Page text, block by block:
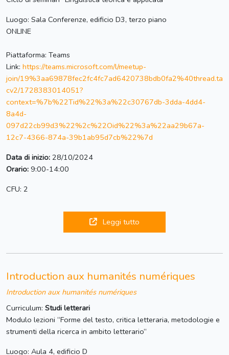
Luogo: Sala Conferenze, edificio D3, terzo piano
ONLINE
Piattaforma: Teams
Link: https://teams.microsoft.com/l/meetup-
join/19%3aa69878fec2fc4fc7ad6420738bdb0fa2%40thread.ta
cv2/1728383014051?
context=%7b%22Tid%22%3a%22c30767db-3dda-4dd4-
8a4d-
097d22cb99d3%22%2c%22Oid%22%3a%22aa29b67a-
12c7-4366-874a-39b1ab95d7cb%22%7d
Data di inizio: 28/10/2024
Orario: 9:00-14:00
CFU: 2
Leggi tutto
Introduction aux humanités numériques
Introduction aux humanités numériques
Curriculum: Studi letterari
Modulo lezioni “Forme del testo, critica letteraria, metodologie e
strumenti della ricerca in ambito letterario“
Luogo: Aula 4, edificio D